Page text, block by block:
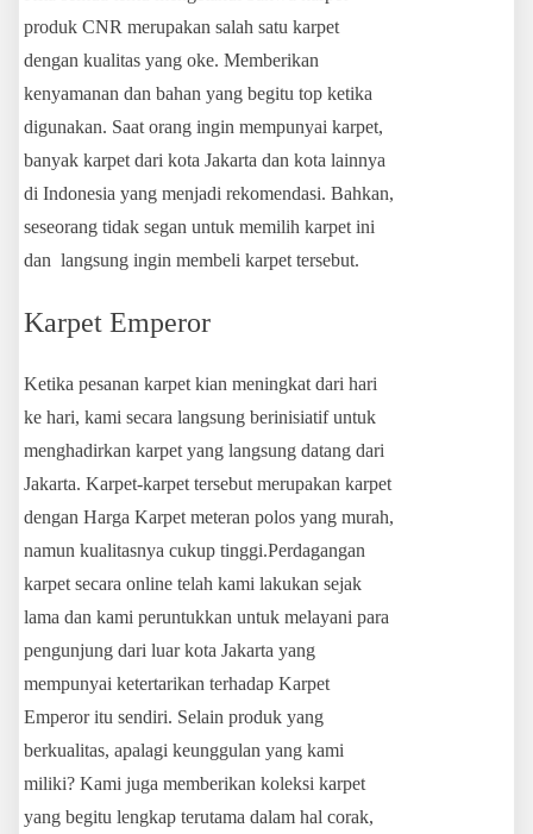
produk CNR merupakan salah satu karpet
dengan kualitas yang oke. Memberikan
kenyamanan dan bahan yang begitu top ketika
digunakan. Saat orang ingin mempunyai karpet,
banyak karpet dari kota Jakarta dan kota lainnya
di Indonesia yang menjadi rekomendasi. Bahkan,
seseorang tidak segan untuk memilih karpet ini
dan langsung ingin membeli karpet tersebut.
Karpet Emperor
Ketika pesanan karpet kian meningkat dari hari
ke hari, kami secara langsung berinisiatif untuk
menghadirkan karpet yang langsung datang dari
Jakarta. Karpet-karpet tersebut merupakan karpet
dengan Harga Karpet meteran polos yang murah,
namun kualitasnya cukup tinggi.Perdagangan
karpet secara online telah kami lakukan sejak
lama dan kami peruntukkan untuk melayani para
pengunjung dari luar kota Jakarta yang
mempunyai ketertarikan terhadap Karpet
Emperor itu sendiri. Selain produk yang
berkualitas, apalagi keunggulan yang kami
miliki? Kami juga memberikan koleksi karpet
yang begitu lengkap terutama dalam hal corak,